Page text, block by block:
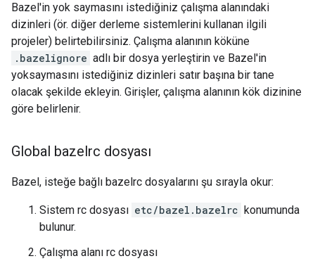
Bazel'in yok saymasını istediğiniz çalışma alanındaki
dizinleri (ör. diğer derleme sistemlerini kullanan ilgili
projeler) belirtebilirsiniz. Çalışma alanının köküne
.bazelignore adlı bir dosya yerleştirin ve Bazel'in
yoksaymasını istediğiniz dizinleri satır başına bir tane
olacak şekilde ekleyin. Girişler, çalışma alanının kök dizinine
göre belirlenir.
Global bazelrc dosyası
Bazel, isteğe bağlı bazelrc dosyalarını şu sırayla okur:
Sistem rc dosyası etc/bazel.bazelrc konumunda
bulunur.
Çalışma alanı rc dosyası